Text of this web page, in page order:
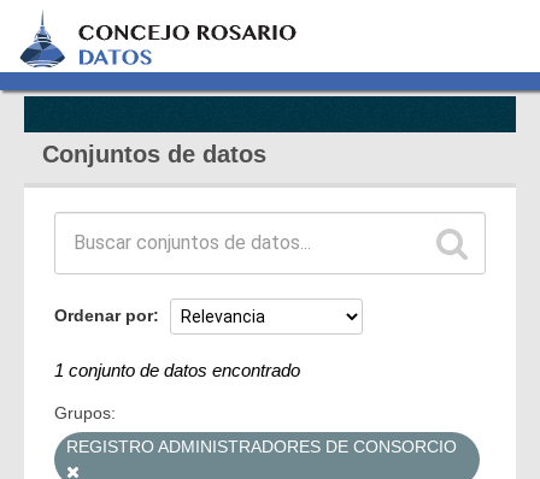
Conjuntos de datos
Ordenar por
1 conjunto de datos encontrado
Grupos:
REGISTRO ADMINISTRADORES DE CONSORCIO